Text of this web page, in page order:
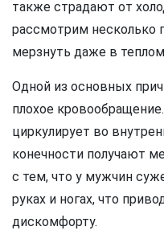
также страдают от
рассмотрим несколько
мерзнуть даже в
Одной из основных
плохое
циркулирует во
конечности получают
с тем, что у мужчин
руках и ногах, что
дискомфорту.